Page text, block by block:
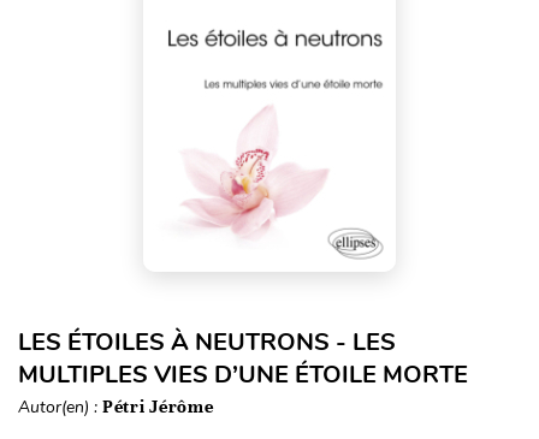
LES ÉTOILES À NEUTRONS - LES
MULTIPLES VIES D’UNE ÉTOILE MORTE
Autor(en) : Pétri Jérôme